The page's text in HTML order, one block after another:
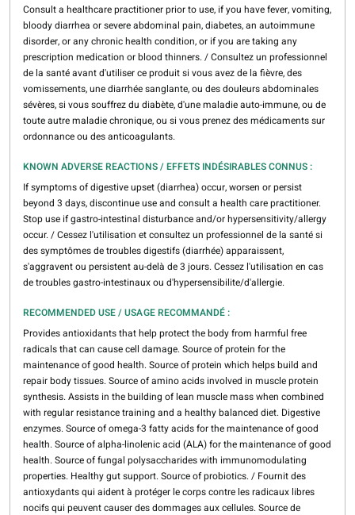
Consult a healthcare practitioner prior to use, if you have fever, vomiting,
bloody diarrhea or severe abdominal pain, diabetes, an autoimmune
disorder, or any chronic health condition, or if you are taking any
prescription medication or blood thinners. / Consultez un professionnel
de la santé avant d'utiliser ce produit si vous avez de la fièvre, des
vomissements, une diarrhée sanglante, ou des douleurs abdominales
sévères, si vous souffrez du diabète, d'une maladie auto-immune, ou de
toute autre maladie chronique, ou si vous prenez des médicaments sur
ordonnance ou des anticoagulants.
KNOWN ADVERSE REACTIONS / EFFETS INDÉSIRABLES CONNUS :
If symptoms of digestive upset (diarrhea) occur, worsen or persist
beyond 3 days, discontinue use and consult a health care practitioner.
Stop use if gastro-intestinal disturbance and/or hypersensitivity/allergy
occur. / Cessez l'utilisation et consultez un professionnel de la santé si
des symptômes de troubles digestifs (diarrhée) apparaissent,
s'aggravent ou persistent au-delà de 3 jours. Cessez l'utilisation en cas
de troubles gastro-intestinaux ou d'hypersensibilite/d'allergie.
RECOMMENDED USE / USAGE RECOMMANDÉ :
Provides antioxidants that help protect the body from harmful free
radicals that can cause cell damage. Source of protein for the
maintenance of good health. Source of protein which helps build and
repair body tissues. Source of amino acids involved in muscle protein
synthesis. Assists in the building of lean muscle mass when combined
with regular resistance training and a healthy balanced diet. Digestive
enzymes. Source of omega-3 fatty acids for the maintenance of good
health. Source of alpha-linolenic acid (ALA) for the maintenance of good
health. Source of fungal polysaccharides with immunomodulating
properties. Healthy gut support. Source of probiotics. / Fournit des
antioxydants qui aident à protéger le corps contre les radicaux libres
nocifs qui peuvent causer des dommages aux cellules. Source de